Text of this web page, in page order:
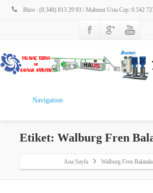
Büro : (0.348) 813 29 93 / Mahmut Usta Cep: 0.542
Navigation
Etiket: Walburg Fren
Ana Sayfa Walburg Fren